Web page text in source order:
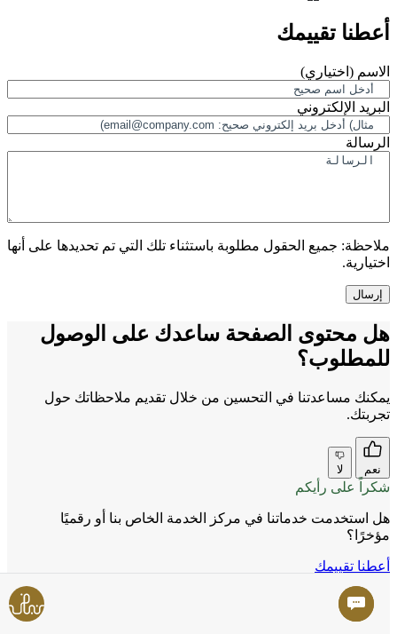
أعطنا تقييمك
الاسم (اختياري)
البريد الإلكتروني
الرسالة
ملاحظة: جميع الحقول مطلوبة باستثناء تلك التي تم تحديدها على أنها
اختيارية.
هل محتوى الصفحة ساعدك على الوصول
للمطلوب؟
يمكنك مساعدتنا في التحسين من خلال تقديم ملاحظاتك حول
تجربتك.
نعم لا
شكراً على رأيكم
هل استخدمت خدماتنا في مركز الخدمة الخاص بنا أو رقميًا
مؤخرًا؟
أعطنا تقييمك
الوزارة